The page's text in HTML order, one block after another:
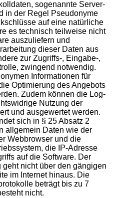
sogenannte Server-
in der Regel Pseudonyme
auf eine natürliche
es technisch teilweise nicht
auszuliefern und
dieser Daten aus
zur Zugriffs-, Eingabe-,
zwingend notwendig.
Informationen für
Optimierung des Angebots
Zudem können die Log-
Nutzung der
und ausgewertet werden.
sich in § 25 Absatz 2
allgemein Daten wie der
Webbrowser und die
die IP-Adresse
auf die Software. Der
nicht über den gängigen
im Internet hinaus. Die
beträgt bis zu 7
nicht.